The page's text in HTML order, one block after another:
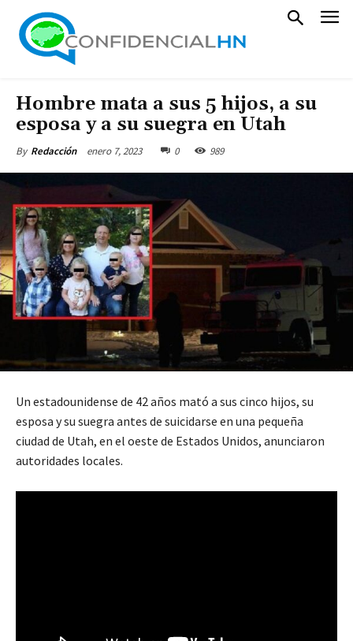
Hombre mata a sus 5 hijos, a su
esposa y a su suegra en Utah
By Redacción enero 7, 2023 0 989
Un estadounidense de 42 años mató a sus cinco hijos, su
esposa y su suegra antes de suicidarse en una pequeña
ciudad de Utah, en el oeste de Estados Unidos, anunciaron
autoridades locales.